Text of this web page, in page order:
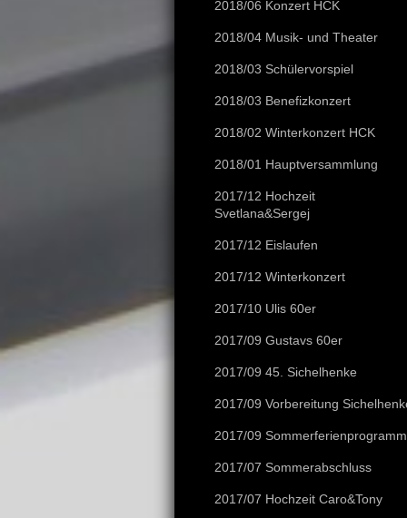
2018/06 Konzert HCK
2018/04 Musik- und Theater
2018/03 Schülervorspiel
2018/03 Benefizkonzert
2018/02 Winterkonzert HCK
2018/01 Hauptversammlung
2017/12 Hochzeit
Svetlana&Sergej
2017/12 Eislaufen
2017/12 Winterkonzert
2017/10 Ulis 60er
2017/09 Gustavs 60er
2017/09 45. Sichelhenke
2017/09 Vorbereitung
2017/09 Sommerferienprogramm
2017/07 Sommerabschluss
2017/07 Hochzeit Caro&Tony